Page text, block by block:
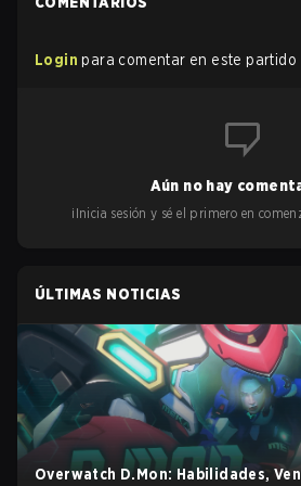
Login para comentar en este partido
Aún no hay
¡Inicia sesión y sé el primero en
ÚLTIMAS NOTICIAS
Overwatch D.Mon: Habilidades,